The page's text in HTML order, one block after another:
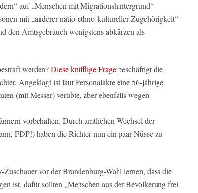
auf „Menschen mit Migrationshintergrund“
mit „anderer natio-ethno-kultureller Zugehörigkeit“
den Amtsgebrauch wenigstens abkürzen als
werden?Diese knifflige Fragebeschäftigt die
Angeklagt ist laut Personalakte eine 56-jährige
(mit Messer) verübte, aber ebenfalls wegen
vorbehalten. Durch amtlichen Wechsel der
FDP!) haben die Richter nun ein paar Nüsse zu
vor der Brandenburg-Wahl lernen, dass die
ist, dafür sollten „Menschen aus der Bevölkerung frei